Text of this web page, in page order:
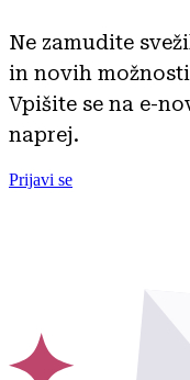
Ne zamudite
in novih
Vpišite se na e-
naprej.
Prijavi se